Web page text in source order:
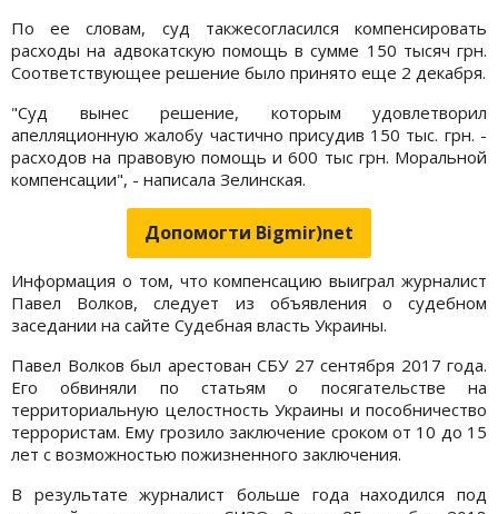
По ее словам, суд такжесогласился компенсировать
расходы на адвокатскую помощь в сумме 150 тысяч грн.
Соответствующее решение было принято еще 2 декабря.
"Суд вынес решение, которым удовлетворил
апелляционную жалобу частично присудив 150 тыс. грн. -
расходов на правовую помощь и 600 тыс грн. Моральной
компенсации", - написала Зелинская.
Допомогти Bigmir)net
Информация о том, что компенсацию выиграл журналист
Павел Волков, следует из объявления о судебном
заседании на сайте Судебная власть Украины.
Павел Волков был арестован СБУ 27 сентября 2017 года.
Его обвиняли по статьям о посягательстве на
территориальную целостность Украины и пособничество
террористам. Ему грозило заключение сроком от 10 до 15
лет с возможностью пожизненного заключения.
В результате журналист больше года находился под